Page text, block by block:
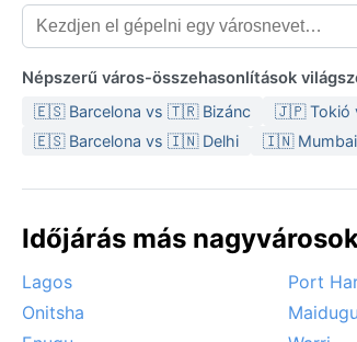
Népszerű város-összehasonlítások
🇪🇸 Barcelona vs 🇹🇷 Bizánc 🇯🇵 Tokió
🇪🇸 Barcelona vs 🇮🇳 Delhi
🇮🇳
Időjárás más
Lagos Port
Onitsha